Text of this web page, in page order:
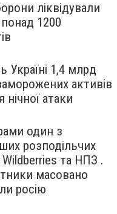
ліквідували
1200
Україні 1,4 млрд
активів
нічної атаки
один з
розподільчих
Wildberries та НПЗ .
масовано
росію